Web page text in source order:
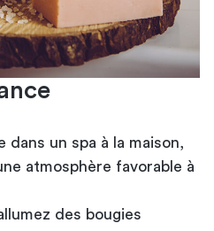
un spa à la maison,
atmosphère favorable à
des bougies